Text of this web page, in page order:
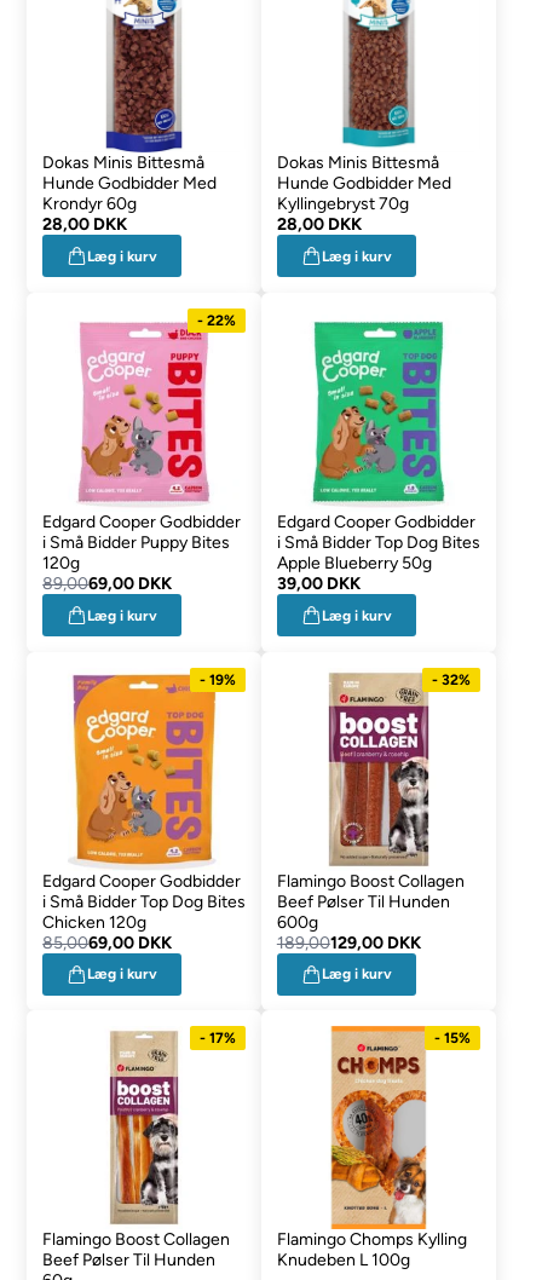
Dokas Minis Bittesmå
Hunde Godbidder Med
Krondyr 60g
28,00 DKK
Læg i kurv
Dokas Minis Bittesmå
Hunde Godbidder Med
Kyllingebryst 70g
28,00 DKK
Læg i kurv
- 22%
Edgard Cooper Godbidder
i Små Bidder Puppy Bites
120g
89,0069,00 DKK
Læg i kurv
Edgard Cooper Godbidder
i Små Bidder Top Dog Bites
Apple Blueberry 50g
39,00 DKK
Læg i kurv
- 19%
Edgard Cooper Godbidder
i Små Bidder Top Dog Bites
Chicken 120g
85,0069,00 DKK
Læg i kurv
- 32%
Flamingo Boost Collagen
Beef Pølser Til Hunden
600g
189,00129,00 DKK
Læg i kurv
- 17%
Flamingo Boost Collagen
Beef Pølser Til Hunden
- 15%
Flamingo Chomps Kylling
Knudeben L 100g